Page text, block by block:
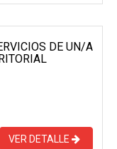
DE UN/A
VER DETALLE